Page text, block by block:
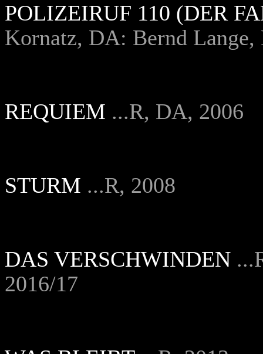
POLIZEIRUF 110 (DER
Kornatz, DA: Bernd
REQUIEM ...R, DA, 2006
STURM ...R, 2008
DAS VERSCHWINDEN
2016/17